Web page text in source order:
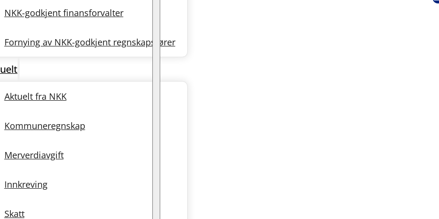
NKK-godkjent finansforvalter
Fornying av NKK-godkjent regnskapsfører
Aktuelt fra NKK
Kommuneregnskap
Merverdiavgift
Innkreving
Skatt